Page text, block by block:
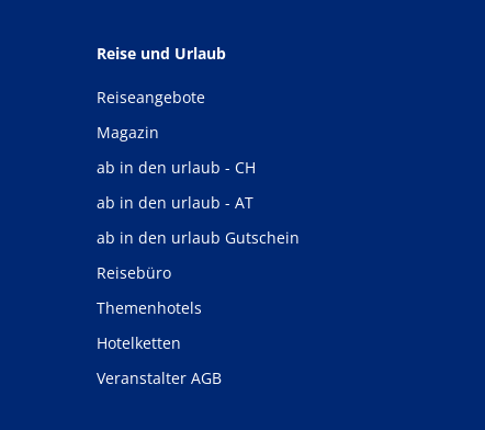
Reise und Urlaub
Reiseangebote
Magazin
ab in den urlaub - CH
ab in den urlaub - AT
ab in den urlaub Gutschein
Reisebüro
Themenhotels
Hotelketten
Veranstalter AGB